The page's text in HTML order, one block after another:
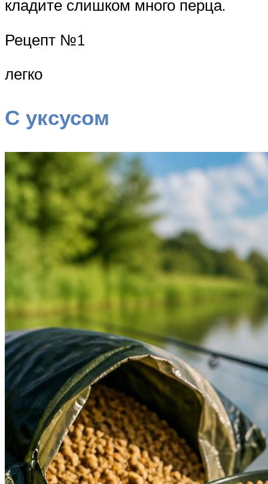
кладите слишком много перца.
Рецепт №1
легко
С уксусом